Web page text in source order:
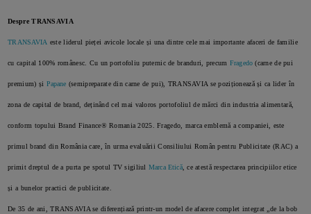
Despre TRANSAVIA
TRANSAVIA este liderul pieței avicole locale și una dintre cele mai importante afaceri de familie
cu capital 100% românesc. Cu un portofoliu puternic de branduri, precum Fragedo (carne de pui
premium) și Papane (semipreparate din carne de pui), TRANSAVIA se poziționează și ca lider în
zona de capital de brand, deținând cel mai valoros portofoliul de mărci din industria alimentară,
conform topului Brand Finance® Romania 2025. Fragedo, marca emblemă a companiei, este
primul brand din România care, în urma evaluării Consiliului Român pentru Publicitate (RAC) a
primit dreptul de a purta pe spotul TV sigiliulMarca Etică, ce atestă respectarea principiilor etice
și a bunelor practici de publicitate.
De 35 de ani, TRANSAVIA se diferențiază printr-un model de afacere complet integrat „de la bob